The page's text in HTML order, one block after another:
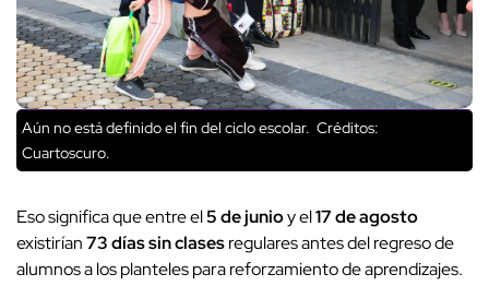
Aún no está definido el fin del ciclo escolar. Créditos:
Cuartoscuro.
Eso significa que entre el5 de junioy el17 de agosto
existirían73 días sin clasesregulares antes del regreso de
alumnos a los planteles para reforzamiento de aprendizajes.